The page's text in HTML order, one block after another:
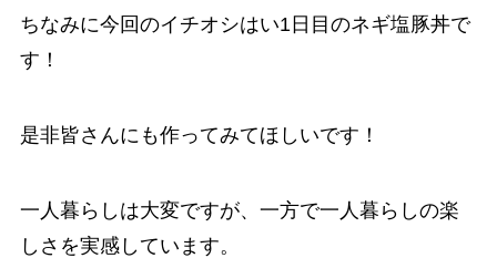
ちなみに今回のイチオシはい1日目のネギ塩豚丼で
す！
是非皆さんにも作ってみてほしいです！
一人暮らしは大変ですが、一方で一人暮らしの楽
しさを実感しています。